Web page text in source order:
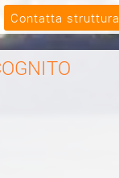
Contatta struttura